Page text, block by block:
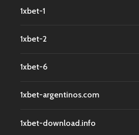
1xbet-1
1xbet-2
1xbet-6
1xbet-argentinos.com
1xbet-download.info